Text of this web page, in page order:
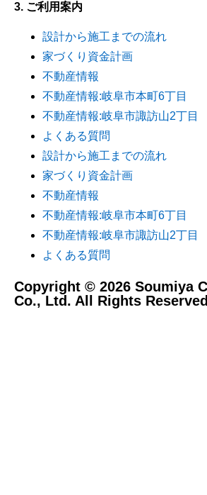
3. ご利用案内
設計から施工までの流れ
家づくり資金計画
不動産情報
不動産情報:岐阜市本町6丁目
不動産情報:岐阜市諏訪山2丁目
よくある質問
設計から施工までの流れ
家づくり資金計画
不動産情報
不動産情報:岐阜市本町6丁目
不動産情報:岐阜市諏訪山2丁目
よくある質問
Copyright © 2026 Soumiya
Co., Ltd. All Rights